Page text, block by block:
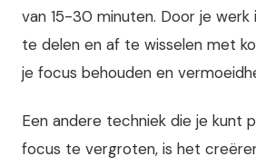
van 15-30 minuten. Door je werk
te delen en af te wisselen met
je focus behouden en
Een andere techniek die je kunt
focus te vergroten, is het